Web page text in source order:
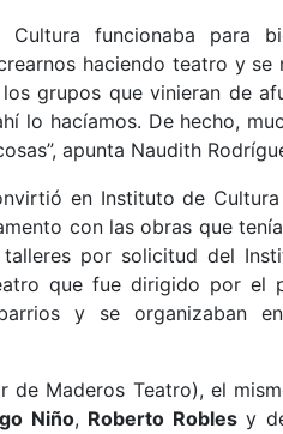
funcionaba para
haciendo teatro y se
grupos que vinieran de
lo hacíamos. De hecho,
apunta Naudith
en Instituto de
con las obras que
por solicitud del
que fue dirigido por el
y se organizaban
de Maderos Teatro), el
Niño, Roberto Roblesy